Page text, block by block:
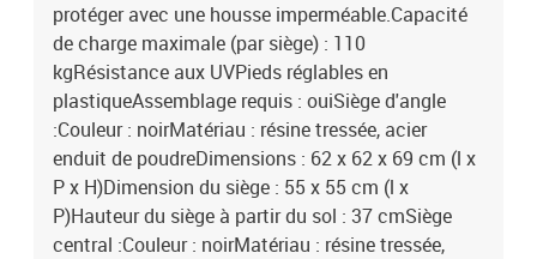
protéger avec une housse imperméable.Capacité
de charge maximale (par siège) : 110
kgRésistance aux UVPieds réglables en
plastiqueAssemblage requis : ouiSiège d'angle
:Couleur : noirMatériau : résine tressée, acier
enduit de poudreDimensions : 62 x 62 x 69 cm (l x
P x H)Dimension du siège : 55 x 55 cm (l x
P)Hauteur du siège à partir du sol : 37 cmSiège
central :Couleur : noirMatériau : résine tressée,